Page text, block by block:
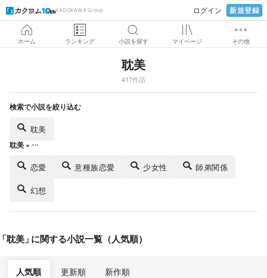
KADOKAWA Group ログイン 新規登録
ホーム ランキング 小説を探す マイページ その他
耽美
417作品
検索で小説を絞り込む
耽美
耽美 × …
恋愛 意種族恋愛 少女性 師弟関係
幻想
耽美 」に関する小説一覧（人気順）
人気順 更新順 新作順